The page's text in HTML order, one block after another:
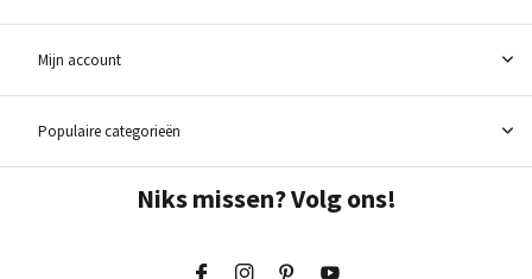
Mijn account
Populaire categorieën
Niks missen? Volg ons!